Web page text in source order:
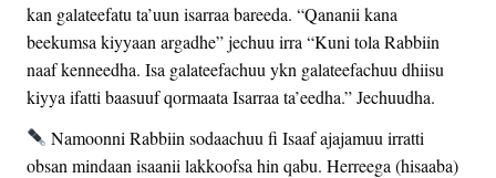
kan galateefatu ta’uun isarraa bareeda. “Qananii kana
beekumsa kiyyaan argadhe” jechuu irra “Kuni tola Rabbiin
naaf kenneedha. Isa galateefachuu ykn galateefachuu dhiisu
kiyya ifatti baasuuf qormaata Isarraa ta’eedha.” Jechuudha.
Namoonni Rabbiin sodaachuu fi Isaaf ajajamuu irratti
obsan mindaan isaanii lakkoofsa hin qabu. Herreega (hisaaba)